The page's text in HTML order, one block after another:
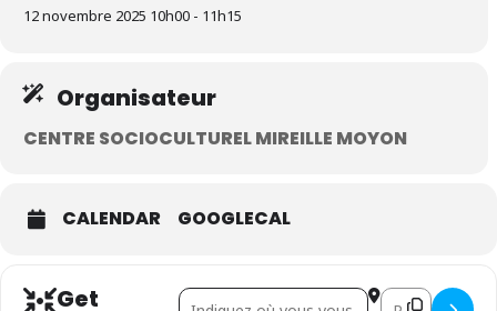
12 novembre 2025 10h00 - 11h15
Organisateur
CENTRE SOCIOCULTUREL MIREILLE MOYON
CALENDAR GOOGLECAL
Get Address - Racine de vie [] Destination